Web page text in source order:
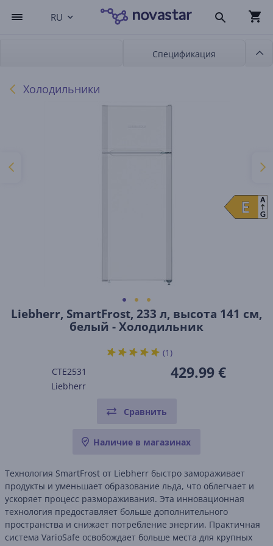
RU
Спецификация
Холодильники
Liebherr, SmartFrost, 233 л, высота 141 см,
белый - Холодильник
CTE2531
Liebherr
429.99 €
(1)
Сравнить
Наличие в магазинах
Технология SmartFrost от Liebherr быстро замораживает
продукты и уменьшает образование льда, что облегчает и
ускоряет процесс размораживания. Эта инновационная
технология предоставляет больше дополнительного
пространства и снижает потребление энергии. Практичная
система VarioSafe освобождает больше места для крупных
E
E
A
G